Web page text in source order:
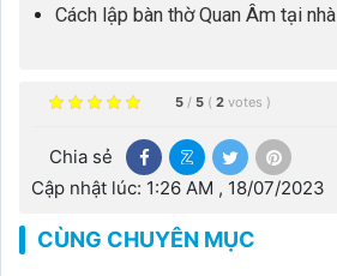
Cách lập bàn thờ Quan Âm tại nhà
5 / 5 ( 2 votes )
Chia sẻ
Cập nhật lúc: 1:26 AM , 18/07/2023
CÙNG CHUYÊN MỤC